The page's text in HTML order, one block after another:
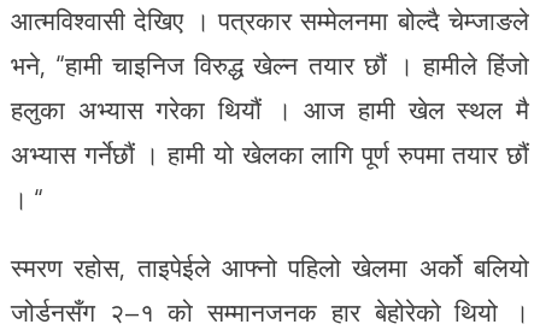
आत्मविश्वासी देखिए । पत्रकार सम्मेलनमा बोल्दै चेम्जाङले
भने, “हामी चाइनिज विरुद्ध खेल्न तयार छौं । हामीले हिंजो
हलुका अभ्यास गरेका थियौं । आज हामी खेल स्थल मै
अभ्यास गर्नेछौं । हामी यो खेलका लागि पूर्ण रुपमा तयार छौं
। “
स्मरण रहोस, ताइपेईले आफ्नो पहिलो खेलमा अर्को बलियो
जोर्डनसँग २–१ को सम्मानजनक हार बेहोरेको थियो ।